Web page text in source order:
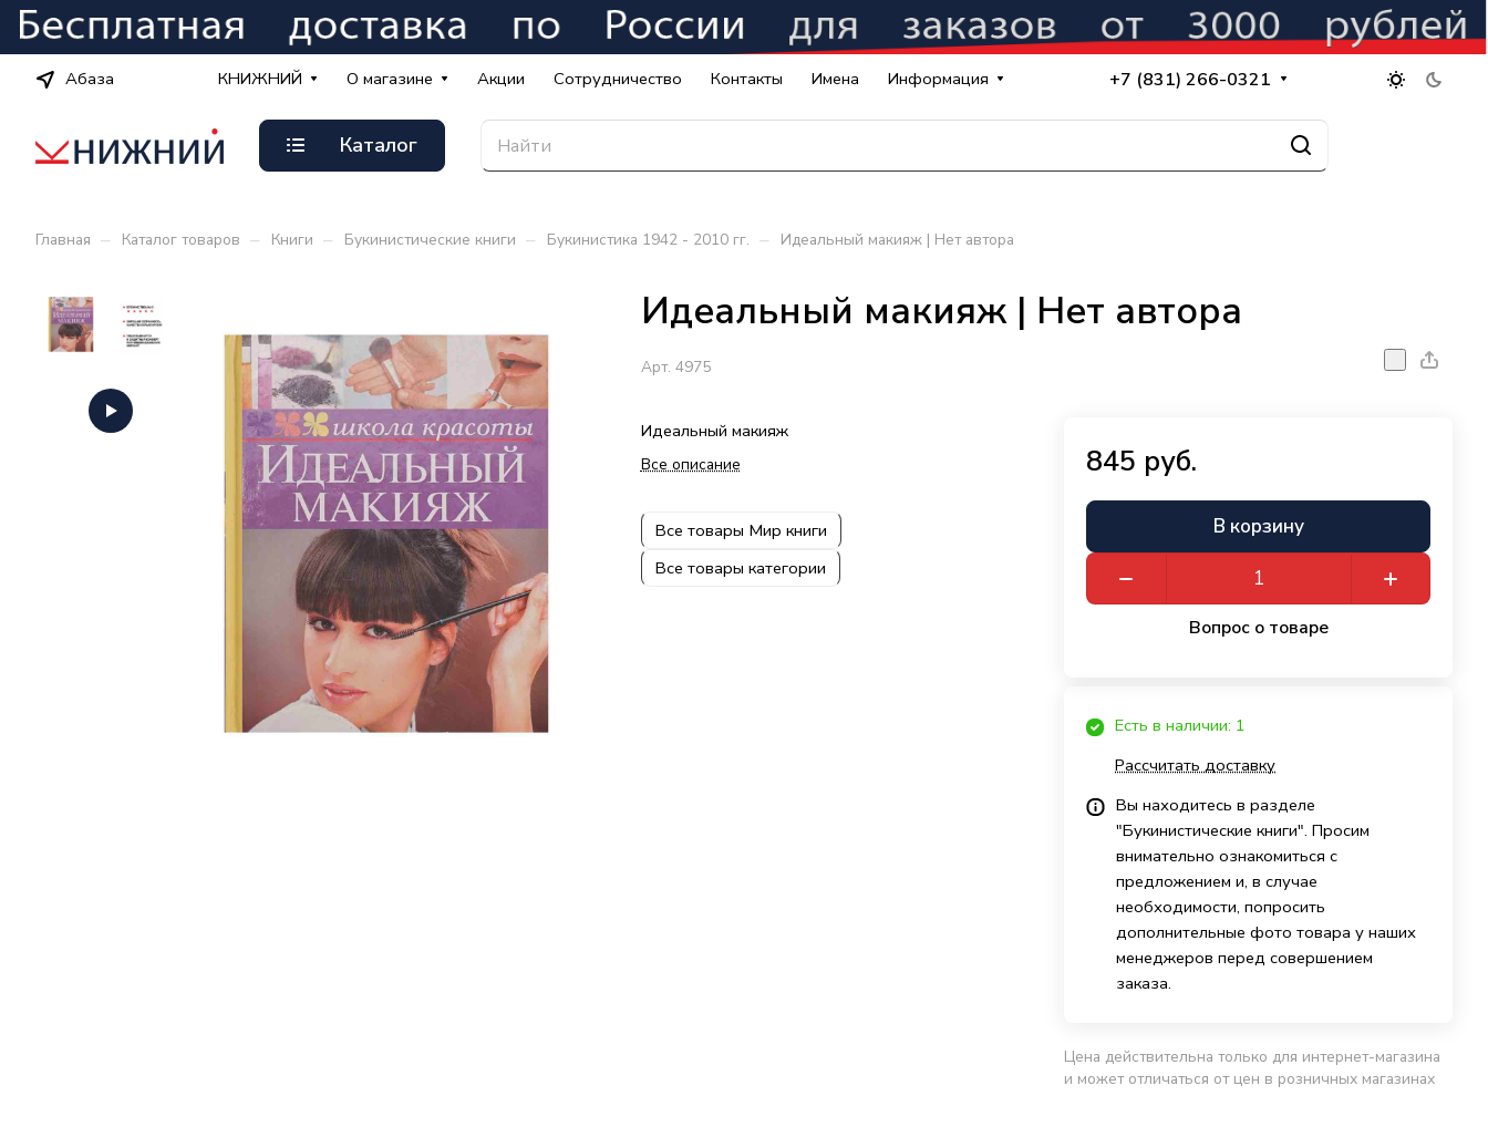
Абаза КНИЖНИЙ О магазине Акции Сотрудничество Контакты Имена Информация +7 (831) 266-0321
Каталог
Главная – Каталог товаров – Книги – Букинистические книги – Букинистика 1942 - 2010 гг. – Идеальный макияж | Нет автора
Идеальный макияж | Нет автора
Арт. 4975
Идеальный макияж
Все описание
Все товары Мир книги
Все товары категории
845 руб.
В корзину
Вопрос о товаре
Есть в наличии: 1
Рассчитать доставку
Вы находитесь в разделе
"Букинистические книги". Просим
внимательно ознакомиться с
предложением и, в случае
необходимости, попросить
дополнительные фото товара у наших
менеджеров перед совершением
заказа.
Цена действительна только для интернет-магазина
и может отличаться от цен в розничных магазинах